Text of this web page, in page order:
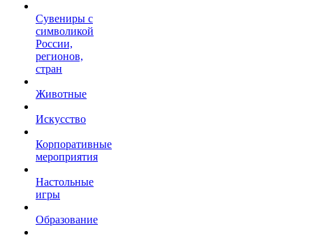
Сувениры с
символикой
России,
регионов,
стран
Животные
Искусство
Корпоративные
мероприятия
Настольные
игры
Образование